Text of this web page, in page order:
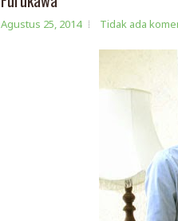
Agustus 25, 2014 Tidak ada